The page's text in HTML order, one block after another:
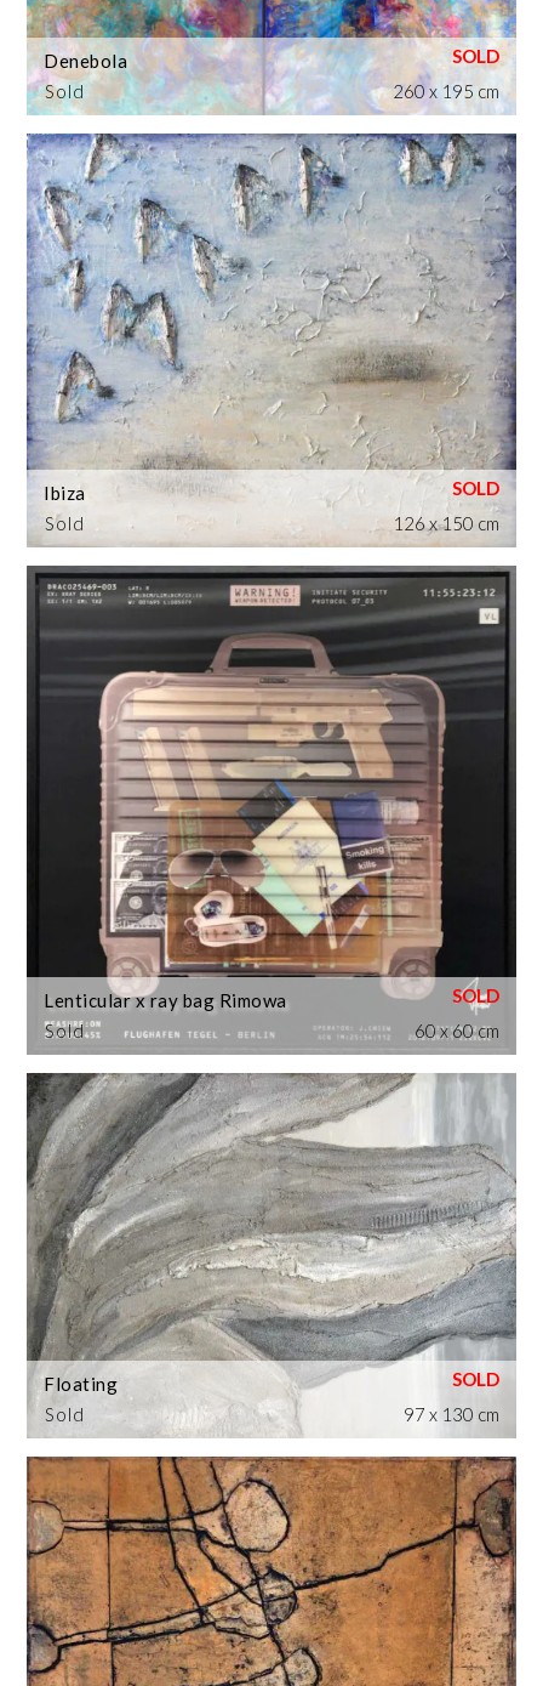
Sold
Denebola
260 x 195 cm
Sold
Ibiza
126 x 150 cm
Sold
Lenticular x ray bag Rimowa
60 x 60 cm
Sold
Floating
97 x 130 cm